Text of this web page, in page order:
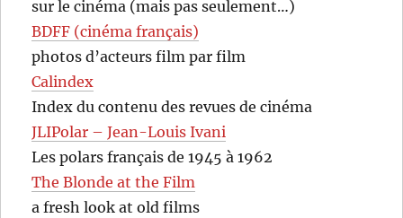
sur le cinéma (mais pas seulement…)
BDFF (cinéma français)
photos d’acteurs film par film
Calindex
Index du contenu des revues de cinéma
JLIPolar – Jean-Louis Ivani
Les polars français de 1945 à 1962
The Blonde at the Film
a fresh look at old films